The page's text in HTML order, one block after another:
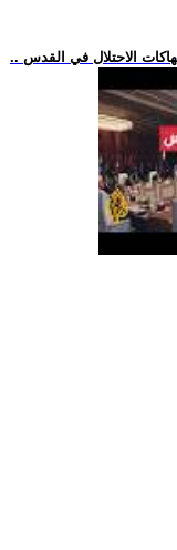
الاحتلال في القدس